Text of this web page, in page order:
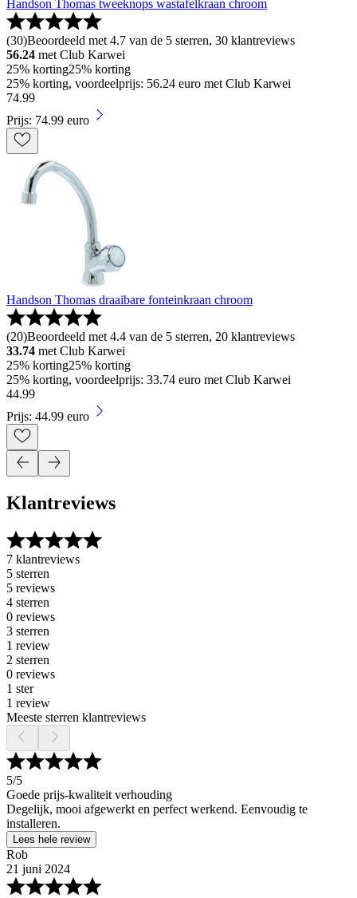
Handson Thomas tweeknops wastafelkraan chroom
(30)Beoordeeld met 4.7 van de 5 sterren, 30 klantreviews
56.24 met Club Karwei
25% korting25% korting
25% korting, voordeelprijs: 56.24 euro met Club Karwei
74.99
Prijs: 74.99 euro
Handson Thomas draaibare fonteinkraan chroom
(20)Beoordeeld met 4.4 van de 5 sterren, 20 klantreviews
33.74 met Club Karwei
25% korting25% korting
25% korting, voordeelprijs: 33.74 euro met Club Karwei
44.99
Prijs: 44.99 euro
Klantreviews
7 klantreviews
5 sterren
5 reviews
4 sterren
0 reviews
3 sterren
1 review
2 sterren
0 reviews
1 ster
1 review
Meeste sterren klantreviews
5/5
Goede prijs-kwaliteit verhouding
Degelijk, mooi afgewerkt en perfect werkend. Eenvoudig te
installeren.
Lees hele review
Rob
21 juni 2024